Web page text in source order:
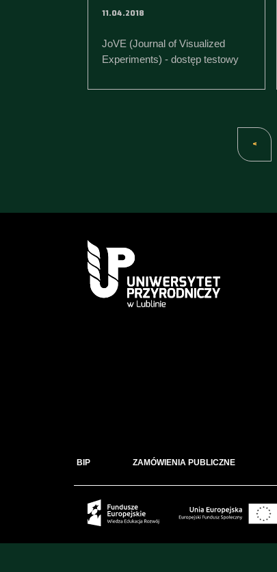
11.04.2018
JoVE (Journal of Visualized
Experiments) - dostęp testowy
<
BIP ZAMÓWIENIA PUBLICZNE